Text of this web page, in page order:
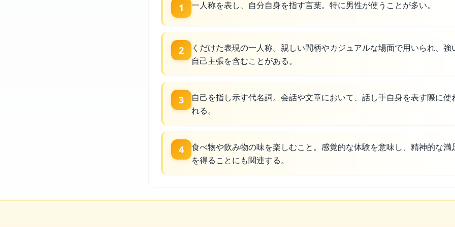
1 一人称を表し、自分自身を指す言葉。特に男性が使うことが多い。
2
くだけた表現の一人称。親しい間柄やカジュアルな場面で用いられ、強
自己主張を含むことがある。
3
自己を指し示す代名詞。会話や文章において、話し手自身を表す際に使
れる。
4
食べ物や飲み物の味を楽しむこと。感覚的な体験を意味し、精神的な満
を得ることにも関連する。